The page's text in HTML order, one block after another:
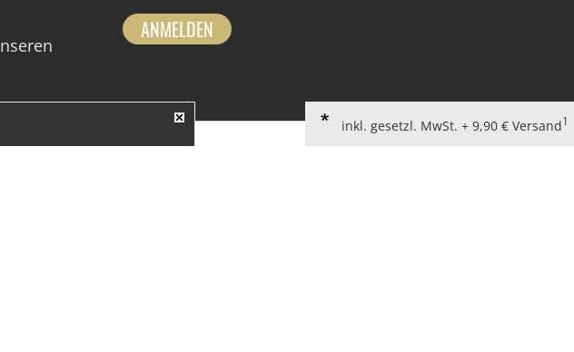
ANMELDEN
inkl. gesetzl. MwSt. + 9,90 € Versand1